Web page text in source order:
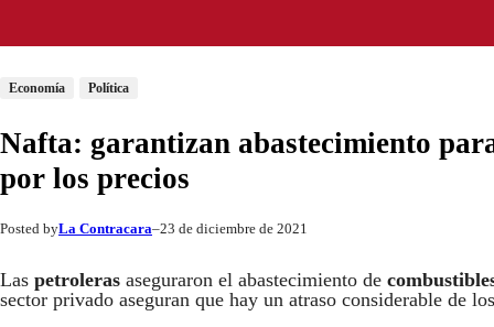
Economía Política
Nafta: garantizan abastecimiento
por los precios
Posted byLa Contracara–23 de diciembre de 2021
Las petroleras aseguraron el abastecimiento de
sector privado aseguran que hay un atraso considerable de